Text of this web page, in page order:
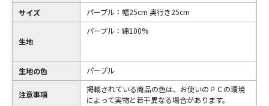
サイズ
パープル：幅25cm 奥行き25cm
生地
パープル：綿100%
生地の色 パープル
注意事項
掲載されている商品の色は、お使いのＰＣの環境
によって実物と若干異なる場合があります。